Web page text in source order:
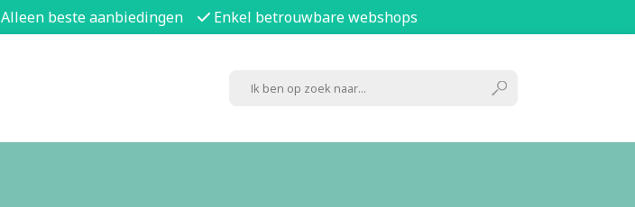
Alleen beste aanbiedingen Enkel betrouwbare webshops